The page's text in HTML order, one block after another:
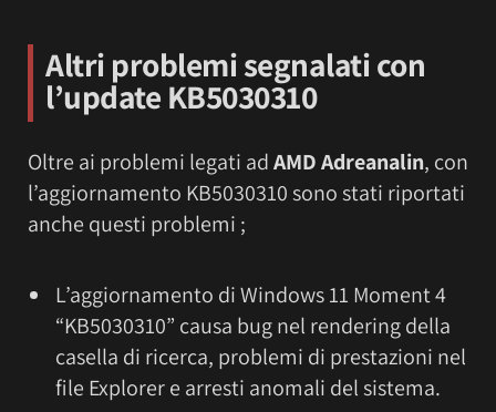
Altri problemi segnalati con
l’update KB5030310
Oltre ai problemi legati adAMD Adreanalin, con
l’aggiornamento KB5030310 sono stati riportati
anche questi problemi ;
L’aggiornamento di Windows 11 Moment 4
“KB5030310” causa bug nel rendering della
casella di ricerca, problemi di prestazioni nel
file Explorer e arresti anomali del sistema.